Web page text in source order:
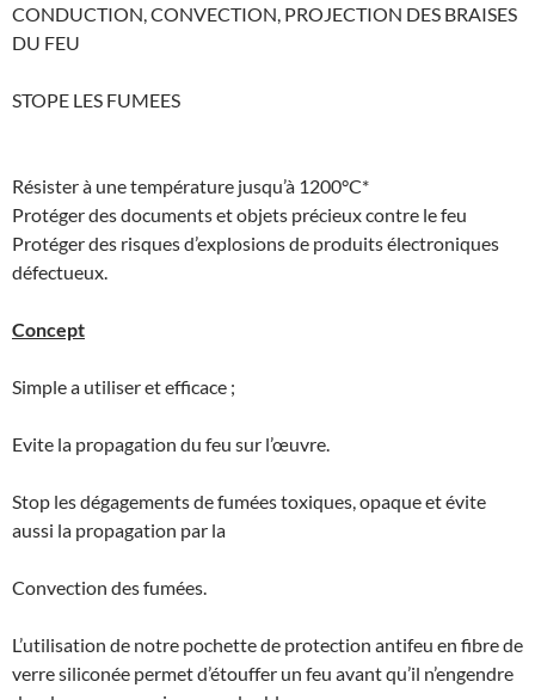
CONDUCTION, CONVECTION, PROJECTION DES BRAISES
DU FEU
STOPE LES FUMEES
Résister à une température jusqu’à 1200°C*
Protéger des documents et objets précieux contre le feu
Protéger des risques d’explosions de produits électroniques
défectueux.
Concept
Simple a utiliser et efficace ;
Evite la propagation du feu sur l’œuvre.
Stop les dégagements de fumées toxiques, opaque et évite
aussi la propagation par la
Convection des fumées.
L’utilisation de notre pochette de protection antifeu en fibre de
verre siliconée permet d’étouffer un feu avant qu’il n’engendre